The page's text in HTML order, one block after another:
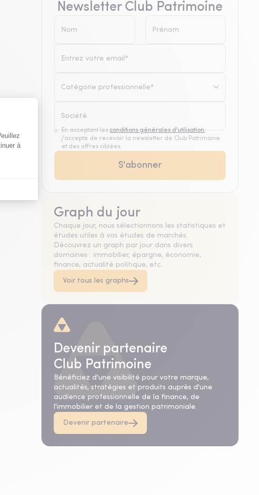
Newsletter Club Patrimoine
Catégorie professionnelle*
En acceptant les conditions générales d'utilisation,
j'accepte de recevoir la newsletter de Club Patrimoine
et des offres ciblées.
Graph du jour
Chaque jour, nous sélectionnons les statistiques et
études utiles à vos études de marchés.
Découvrez un graph par jour dans divers
domaines : immobilier, épargne, économie,
finance, actualité politique, etc.
Voir tous les graphs
Devenir partenaire
Club Patrimoine
Bénéficiez d'une visibilité pour votre marque,
actualités, stratégies et produits auprès d'une
audience professionnelle de la finance, de
l'immobilier et de la gestion patrimoniale.
Devenir partenaire